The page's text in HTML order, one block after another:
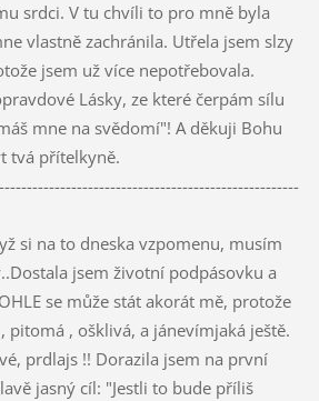
srdci. V tu chvíli to pro mně byla
vlastně zachránila. Utřela jsem slzy
jsem už více nepotřebovala.
Lásky, ze které čerpám sílu
mne na svědomí"! A děkuji Bohu
tvá přítelkyně.
si na to dneska vzpomenu, musím
jsem životní podpásovku a
se může stát akorát mě, protože
pitomá , ošklivá, a jánevímjaká ještě.
prdlajs !! Dorazila jsem na první
jasný cíl: "Jestli to bude příliš